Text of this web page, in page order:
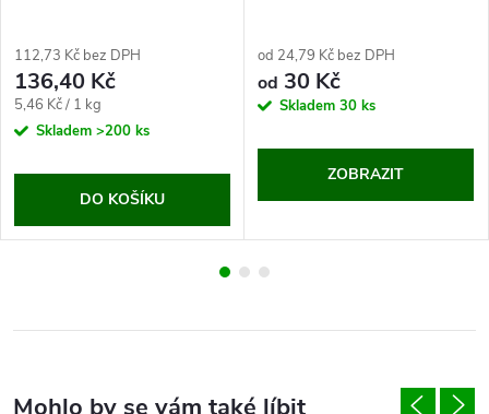
112,73 Kč bez DPH
136,40 Kč
Měrná
cena:
5,46 Kč / 1 kg
Skladem >200 ks
DO KOŠÍKU
od 24,79 Kč bez DPH
od 30 Kč
Skladem 30 ks
ZOBRAZIT